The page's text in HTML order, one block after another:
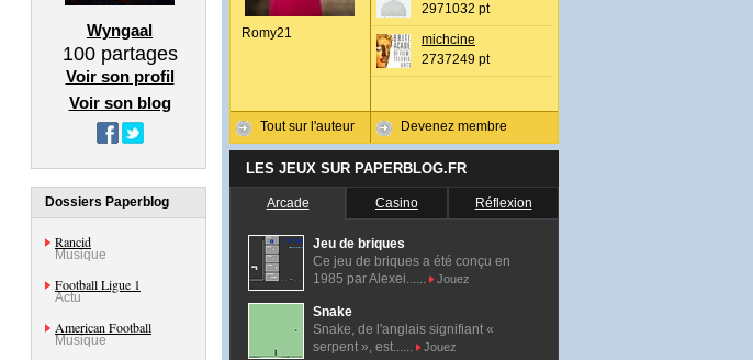
Wyngaal
100partages
Voir son profil
Voir son blog
Dossiers Paperblog
Rancid
Musique
Football Ligue 1
Actu
American Football
Musique
Romy21
Tout sur l'auteur
2971032 pt
michcine
2737249 pt
Devenez membre
LES JEUX SUR PAPERBLOG.FR
Arcade Casino Réflexion
Jeu de briques
Ce jeu de briques a été conçu en
1985 par Alexei......
Jouez
Snake
Snake, de l'anglais signifiant «
serpent », est......
Jouez